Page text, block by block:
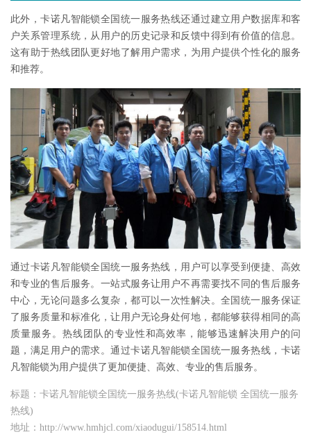
此外，卡诺凡智能锁全国统一服务热线还通过建立用户数据库和客
户关系管理系统，从用户的历史记录和反馈中得到有价值的信息。
这有助于热线团队更好地了解用户需求，为用户提供个性化的服务
和推荐。
通过卡诺凡智能锁全国统一服务热线，用户可以享受到便捷、高效
和专业的售后服务。一站式服务让用户不再需要找不同的售后服务
中心，无论问题多么复杂，都可以一次性解决。全国统一服务保证
了服务质量和标准化，让用户无论身处何地，都能够获得相同的高
质量服务。热线团队的专业性和高效率，能够迅速解决用户的问
题，满足用户的需求。通过卡诺凡智能锁全国统一服务热线，卡诺
凡智能锁为用户提供了更加便捷、高效、专业的售后服务。
标题：卡诺凡智能锁全国统一服务热线(卡诺凡智能锁 全国统一服务
热线)
地址：http://www.hmhjcl.com/xiaodugui/158514.html